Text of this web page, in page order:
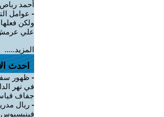
أحمد رباص
- عوامل
ولكن
علي
المزيد.....
احدث
- ظهور
في نهر
جفاف
- ريال
فينيسيوس